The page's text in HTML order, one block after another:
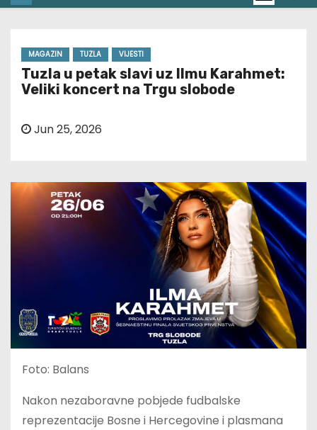
MAGAZIN TUZLA VIJESTI
Tuzla u petak slavi uz Ilmu Karahmet:
Veliki koncert na Trgu slobode
Jun 25, 2026
Foto: Balans
Nakon nezaboravne pobjede fudbalske
reprezentacije Bosne i Hercegovine i plasmana